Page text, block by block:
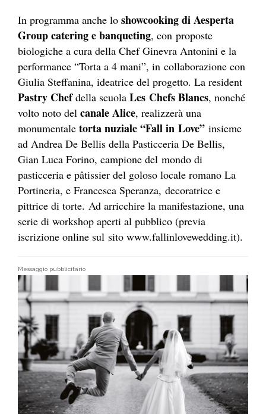
In programma anche lo showcooking di Aesperta
Group catering e banqueting, con proposte
biologiche a cura della Chef Ginevra Antonini e la
performance “Torta a 4 mani”, in collaborazione con
Giulia Steffanina, ideatrice del progetto. La resident
Pastry Chefdella scuola Les Chefs Blancs, nonché
volto noto del canale Alice, realizzerà una
monumentale torta nuziale “Fall in Love” insieme
ad Andrea De Bellis della Pasticceria De Bellis,
Gian Luca Forino, campione del mondo di
pasticceria e pâtissier del goloso locale romano La
Portineria, e Francesca Speranza, decoratrice e
pittrice di torte. Ad arricchire la manifestazione, una
serie di workshop aperti al pubblico (previa
iscrizione online sul sito www.fallinlovewedding.it).
Messaggio pubblicitario